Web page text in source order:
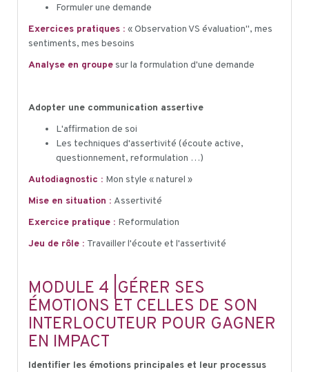
Formuler une demande
Exercices pratiques : « Observation VS évaluation", mes
sentiments, mes besoins
Analyse en groupe sur la formulation d'une demande
Adopter une communication assertive
L'affirmation de soi
Les techniques d'assertivité (écoute active,
questionnement, reformulation …)
Autodiagnostic : Mon style « naturel »
Mise en situation : Assertivité
Exercice pratique : Reformulation
Jeu de rôle : Travailler l'écoute et l'assertivité
MODULE 4 |GÉRER SES
ÉMOTIONS ET CELLES DE SON
INTERLOCUTEUR POUR GAGNER
EN IMPACT
Identifier les émotions principales et leur processus